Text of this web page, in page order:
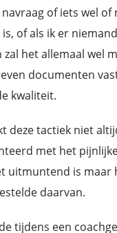
of iets wel of
is, of als ik er
zal het allemaal wel
documenten
kwaliteit.
deze tactiek niet
met het
uitmuntend is maar
daarvan.
tijdens een